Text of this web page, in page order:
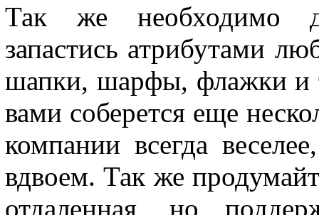
Так же необходимо
запастись атрибутами
шапки, шарфы, флажки и
вами соберется еще
компании всегда
вдвоем. Так же
отдаленная, но